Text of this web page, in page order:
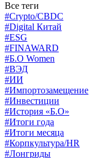
Все теги
#Crypto/CBDC
#Digital Китай
#ESG
#FINAWARD
#Б.О Women
#ВЭД
#ИИ
#Импортозамещение
#Инвестиции
#История «Б.О»
#Итоги года
#Итоги месяца
#Корпкультура/HR
#Лонгриды